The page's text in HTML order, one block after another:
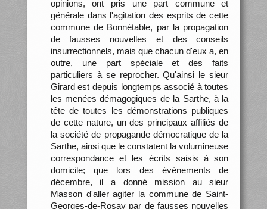
opinions, ont pris une part commune et
générale dans l'agitation des esprits de cette
commune de Bonnétable, par la propagation
de fausses nouvelles et des conseils
insurrectionnels, mais que chacun d'eux a, en
outre, une part spéciale et des faits
particuliers à se reprocher. Qu'ainsi le sieur
Girard est depuis longtemps associé à toutes
les menées démagogiques de la Sarthe, à la
tête de toutes les démonstrations publiques
de cette nature, un des principaux affiliés de
la société de propagande démocratique de la
Sarthe, ainsi que le constatent la volumineuse
correspondance et les écrits saisis à son
domicile; que lors des événements de
décembre, il a donné mission au sieur
Masson d'aller agiter la commune de Saint-
Georges-de-Rosay par de fausses nouvelles